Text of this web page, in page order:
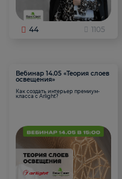
44 1105
Вебинар 14.05 «Теория слоев
освещения»
Как создать интерьер премиум-
класса с Arlight?